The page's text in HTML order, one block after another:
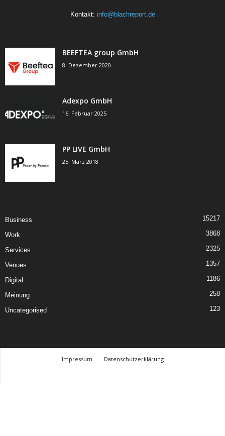
Kontakt: info@blachreport.de
BEEFTEA group GmbH
8. Dezember 2020
Adexpo GmbH
16. Februar 2025
PP LIVE GmbH
25. März 2018
Business 15217
Work 3868
Services 2325
Venues 1357
Digital 1186
Meinung 258
Uncategorised 123
Impressum
Datenschutzerklärung